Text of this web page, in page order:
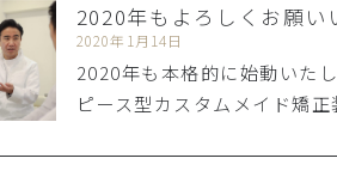
2020年もよろしくお願い
2020年1月14日
2020年も本格的に始動いた
ピース型カスタムメイド矯